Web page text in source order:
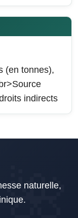
(en tonnes),
indirects
naturelle,